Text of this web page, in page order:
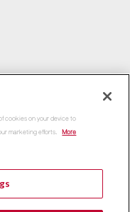
cookies on your device to
marketing efforts. More